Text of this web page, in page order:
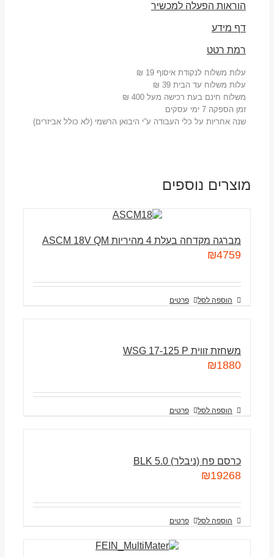
הוראות הפעלה למכשיר
דף מידע
רמת רטט
עלות משלוח לנקודת איסוף 19 ₪
עלות משלוח עד הבית 39 ₪
משלוח חינם בעת רכישה מעל 400 ₪
זמן הספקה 7 ימי עסקים
שנה אחריות על כלי העבודה ע”י היבואן הרשמי (לא כולל אביזרים)
מוצרים נוספים
מברגה מקדחה בעלת 4 מהיריות ASCM 18V QM
₪4759
הוספה לסל פרטים
משחזת זווית WSG 17-125 P
₪1880
הוספה לסל פרטים
כרסם פח (ניבלר) BLK 5.0
₪19268
הוספה לסל פרטים